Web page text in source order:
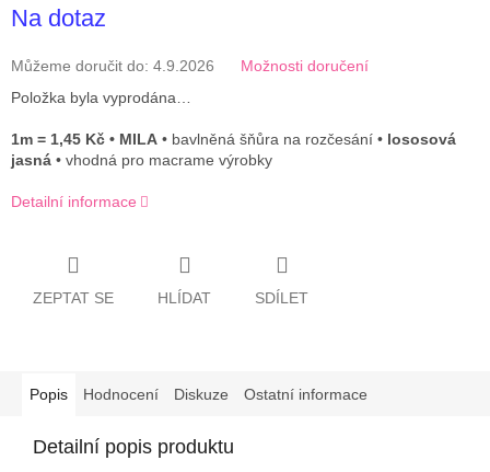
cena:
Na dotaz
Můžeme doručit do: 4.9.2026
Možnosti doručení
Položka byla vyprodána…
1m = 1,45 Kč • MILA • bavlněná šňůra na rozčesání • lososová
jasná • vhodná pro macrame výrobky
Detailní informace
ZEPTAT SE HLÍDAT SDÍLET
Popis Hodnocení Diskuze Ostatní informace
Detailní popis produktu